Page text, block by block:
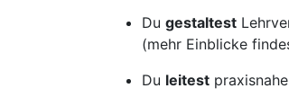
Du gestaltest
(mehr Einblicke
Du leitest